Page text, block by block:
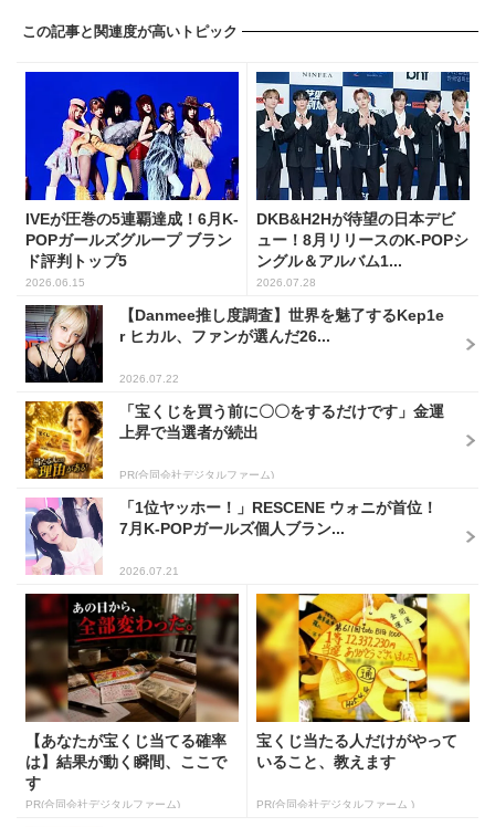
この記事と関連度が高いトピック
IVEが圧巻の5連覇達成！6月K-
POPガールズグループ ブラン
ド評判トップ5
2026.06.15
DKB&H2Hが待望の日本デビ
ュー！8月リリースのK-POPシ
ングル＆アルバム1...
2026.07.28
【Danmee推し度調査】世界を魅了するKep1e
r ヒカル、ファンが選んだ26...
2026.07.22
「宝くじを買う前に〇〇をするだけです」金運
上昇で当選者が続出
PR(合同会社デジタルファーム)
「1位ヤッホー！」RESCENE ウォニが首位！
7月K-POPガールズ個人ブラン...
2026.07.21
【あなたが宝くじ当てる確率
は】結果が動く瞬間、ここで
す
PR(合同会社デジタルファーム)
宝くじ当たる人だけがやって
いること、教えます
PR(合同会社デジタルファーム )